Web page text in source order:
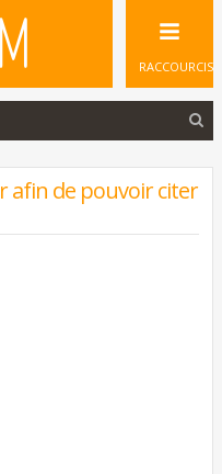
RACCOURCIS
afin de pouvoir citer